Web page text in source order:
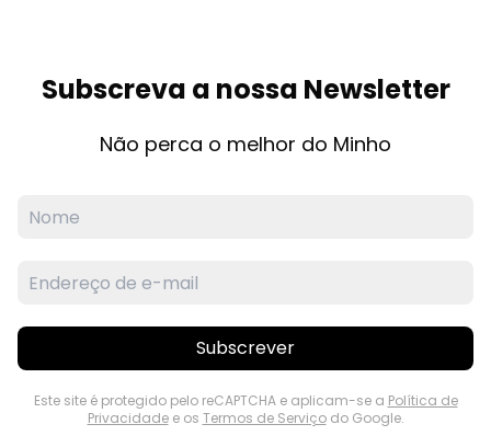
Subscreva a nossa Newsletter
Não perca o melhor do Minho
Subscrever
Este site é protegido pelo reCAPTCHA e aplicam-se a Política de
Privacidadee os Termos de Serviçodo Google.